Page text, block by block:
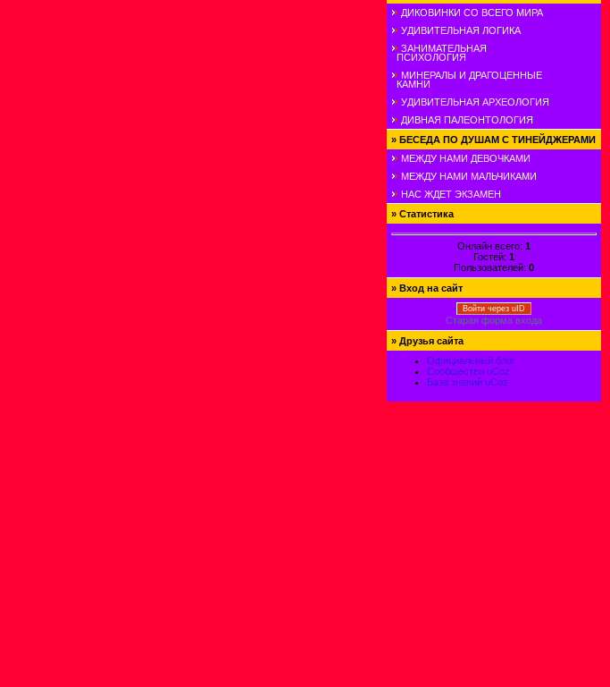
ДИКОВИНКИ СО ВСЕГО МИРА
УДИВИТЕЛЬНАЯ ЛОГИКА
ЗАНИМАТЕЛЬНАЯ
ПСИХОЛОГИЯ
МИНЕРАЛЫ И ДРАГОЦЕННЫЕ
КАМНИ
УДИВИТЕЛЬНАЯ АРХЕОЛОГИЯ
ДИВНАЯ ПАЛЕОНТОЛОГИЯ
» БЕСЕДА ПО ДУШАМ С ТИНЕЙДЖЕРАМИ
МЕЖДУ НАМИ ДЕВОЧКАМИ
МЕЖДУ НАМИ МАЛЬЧИКАМИ
НАС ЖДЕТ ЭКЗАМЕН
» Статистика
Онлайн всего: 1
Гостей: 1
Пользователей: 0
» Вход на сайт
Войти через uID
Старая форма входа
» Друзья сайта
Официальный блог
Сообщество uCoz
База знаний uCoz